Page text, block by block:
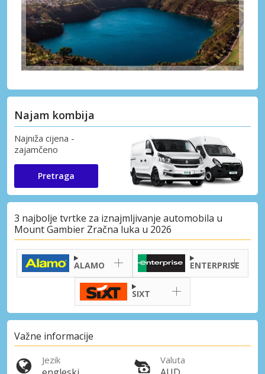
Najam kombija
Najniža cijena -
zajamčeno
Pretraga
3 najbolje tvrtke za iznajmljivanje automobila u
Mount Gambier Zračna luka u 2026
ALAMO ENTERPRISE
SIXT
Važne informacije
Jezik Valuta